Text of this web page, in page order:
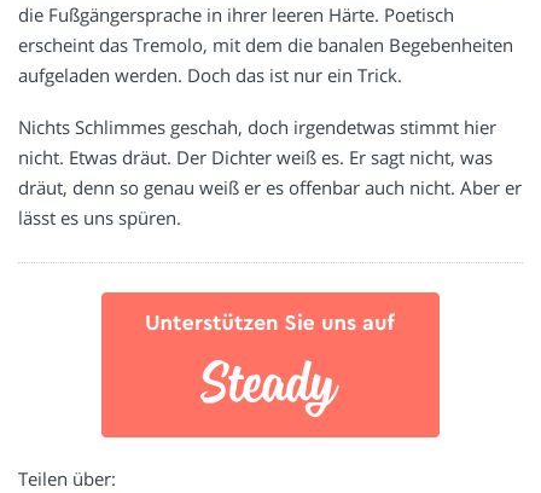
die Fußgängersprache in ihrer leeren Härte. Poetisch
erscheint das Tremolo, mit dem die banalen Begebenheiten
aufgeladen werden. Doch das ist nur ein Trick.
Nichts Schlimmes geschah, doch irgendetwas stimmt hier
nicht. Etwas dräut. Der Dichter weiß es. Er sagt nicht, was
dräut, denn so genau weiß er es offenbar auch nicht. Aber er
lässt es uns spüren.
Teilen über: